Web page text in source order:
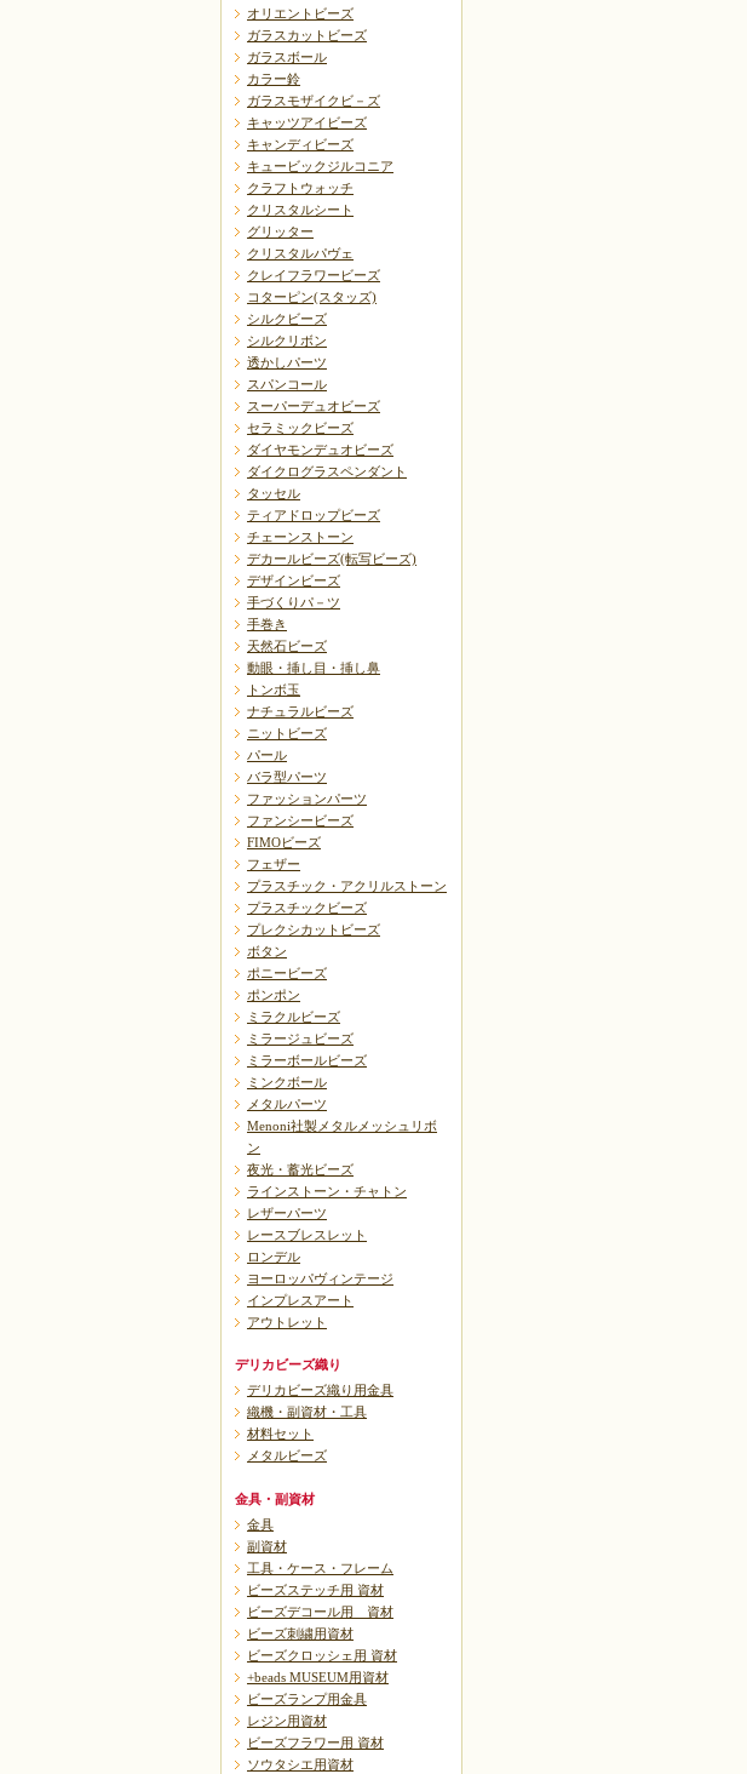
オリエントビーズ
ガラスカットビーズ
ガラスボール
カラー鈴
ガラスモザイクビ－ズ
キャッツアイビーズ
キャンディビーズ
キュービックジルコニア
クラフトウォッチ
クリスタルシート
グリッター
クリスタルパヴェ
クレイフラワービーズ
コターピン(スタッズ)
シルクビーズ
シルクリボン
透かしパーツ
スパンコール
スーパーデュオビーズ
セラミックビーズ
ダイヤモンデュオビーズ
ダイクログラスペンダント
タッセル
ティアドロップビーズ
チェーンストーン
デカールビーズ(転写ビーズ)
デザインビーズ
手づくりパ－ツ
手巻き
天然石ビーズ
動眼・挿し目・挿し鼻
トンボ玉
ナチュラルビーズ
ニットビーズ
パール
バラ型パーツ
ファッションパーツ
ファンシービーズ
FIMOビーズ
フェザー
プラスチック・アクリルストーン
プラスチックビーズ
プレクシカットビーズ
ボタン
ポニービーズ
ポンポン
ミラクルビーズ
ミラージュビーズ
ミラーボールビーズ
ミンクボール
メタルパーツ
Menoni社製メタルメッシュリボ
ン
夜光・蓄光ビーズ
ラインストーン・チャトン
レザーパーツ
レースブレスレット
ロンデル
ヨーロッパヴィンテージ
インプレスアート
アウトレット
デリカビーズ織り
デリカビーズ織り用金具
織機・副資材・工具
材料セット
メタルビーズ
金具・副資材
金具
副資材
工具・ケース・フレーム
ビーズステッチ用 資材
ビーズデコール用 資材
ビーズ刺繍用資材
ビーズクロッシェ用 資材
+beads MUSEUM用資材
ビーズランプ用金具
レジン用資材
ビーズフラワー用 資材
ソウタシエ用資材